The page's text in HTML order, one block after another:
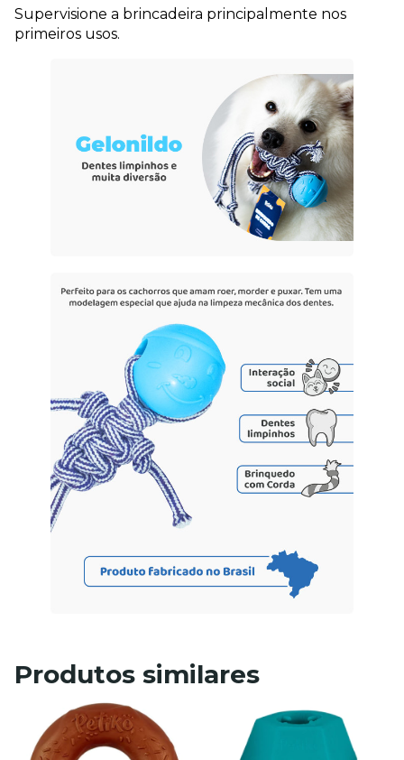
Supervisione a brincadeira principalmente nos
primeiros usos.
Produtos similares